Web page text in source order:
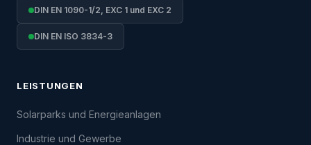
DIN EN 1090-1/2, EXC 1 und EXC 2
DIN EN ISO 3834-3
LEISTUNGEN
Solarparks und Energieanlagen
Industrie und Gewerbe